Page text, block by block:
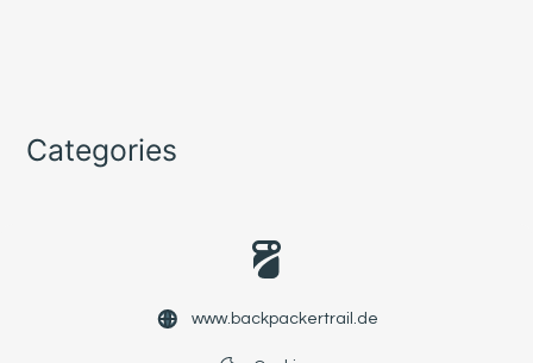
Categories
www.backpackertrail.de